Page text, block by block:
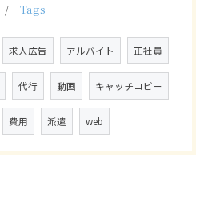
Tags
求人広告 アルバイト 正社員
代行 動画 キャッチコピー
費用 派遣 web